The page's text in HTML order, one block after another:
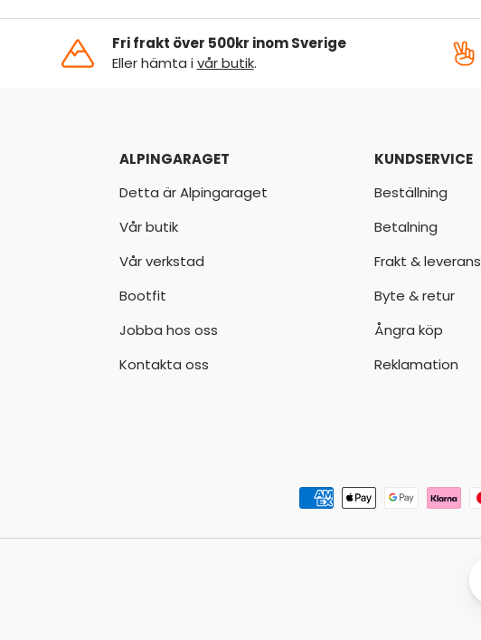
Fri frakt över 500kr inom Sverige
Eller hämta ivår butik.
ALPINGARAGET
Detta är Alpingaraget
Vår butik
Vår verkstad
Bootfit
Jobba hos oss
Kontakta oss
KUNDSERVICE
Beställning
Betalning
Frakt & leverans
Byte & retur
Ångra köp
Reklamation
Godkända betalningsmetoder